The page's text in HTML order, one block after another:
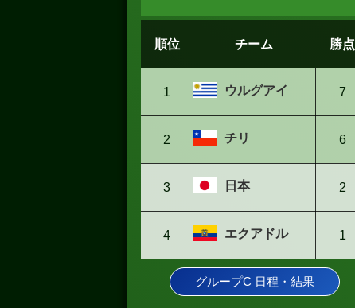
順位 チーム 勝点
1 ウルグアイ 7
2 チリ 6
3 日本 2
4 エクアドル 1
グループC 日程・結果